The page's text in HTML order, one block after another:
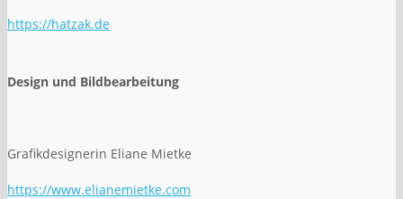
https://hatzak.de
Design und Bildbearbeitung
Grafikdesignerin Eliane Mietke
https://www.elianemietke.com